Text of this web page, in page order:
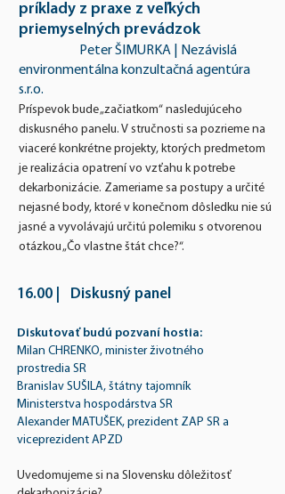
príklady z praxe z veľkých
priemyselných prevádzok
Peter ŠIMURKA
Nezávislá
environmentálna konzultačná agentúra
s.r.o.
Príspevok bude „začiatkom“ nasledujúceho
diskusného panelu. V stručnosti sa pozrieme na
viaceré konkrétne projekty, ktorých predmetom
je realizácia opatrení vo vzťahu k potrebe
dekarbonizácie. Zameriame sa postupy a určité
nejasné body, ktoré v konečnom dôsledku nie sú
jasné a vyvolávajú určitú polemiku s otvorenou
otázkou„Čo vlastne štát chce?“.
16.00 | Diskusný panel
Diskutovať budú pozvaní hostia:
Milan CHRENKO, minister životného
prostredia SR
Branislav SUŠILA, štátny tajomník
Ministerstva hospodárstva SR
Alexander MATUŠEK, prezident ZAP SR a
viceprezident APZD
Uvedomujeme si na Slovensku dôležitosť